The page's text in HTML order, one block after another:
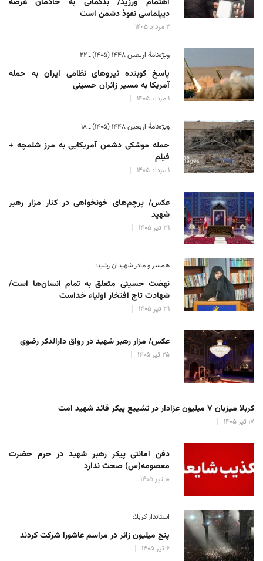
دیپلماسی نفوذ دشمن است
۲ مرداد ۱۴۰۵
ویژه‌نامهٔ اربعین ۱۴۴۸ (۱۴۰۵) ـ ۲۲
پاسخ کوبنده نیروهای نظامی ایران به حمله
آمریکا به مسیر زائران حسینی
۱ مرداد ۱۴۰۵
ویژه‌نامهٔ اربعین ۱۴۴۸ (۱۴۰۵) ـ ۱۸
حمله موشکی دشمن آمریکایی به مرز شلمچه +
فیلم
۱ مرداد ۱۴۰۵
عکس/ پرچم‌های خونخواهی در کنار مزار رهبر
شهید
۳۱ تیر ۱۴۰۵
همسر و مادر شهیدان رشید:
نهضت حسینی متعلق به تمام انسان‌ها است/
شهادت تاج افتخار اولیاء خداست
۳۱ تیر ۱۴۰۵
عکس/ مزار رهبر شهید در رواق دارالذکر رضوی
۲۵ تیر ۱۴۰۵
کربلا میزبان ۷ میلیون عزادار در تشییع پیکر قائد شهید امت
۱۷ تیر ۱۴۰۵
دفن امانتی پیکر رهبر شهید در حرم حضرت
معصومه(س) صحت ندارد
۱۰ تیر ۱۴۰۵
استاندار کربلا:
پنج میلیون زائر در مراسم عاشورا شرکت کردند
۶ تیر ۱۴۰۵